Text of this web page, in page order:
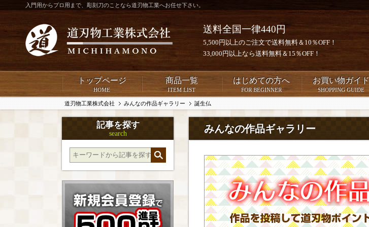
入門用からプロ用まで、彫刻刀のことなら道刃物工業へお任せ下さい。
送料全国一律440円
5,500円以上のご注文で送料無料＆10％OFF！
33,000円以上なら送料無料＆15％OFF！
トップページ
HOME
商品一覧
ITEM LIST
はじめての方へ
FOR BEGINNER
お買い物ガイド
SHOPPING GUIDE
道刃物工業株式会社 みんなの作品ギャラリー 誕生仏
みんなの作品ギャラリー
記事を探す
search